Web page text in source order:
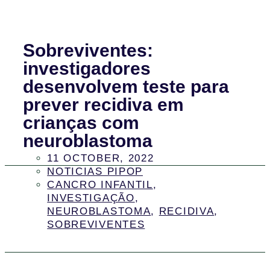
Sobreviventes:
investigadores
desenvolvem teste para
prever recidiva em
crianças com
neuroblastoma
11 OCTOBER, 2022
NOTICIAS PIPOP
CANCRO INFANTIL,
INVESTIGAÇÃO,
NEUROBLASTOMA, RECIDIVA,
SOBREVIVENTES